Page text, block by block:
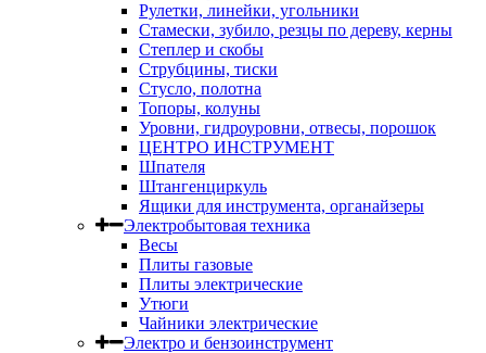
Рулетки, линейки, угольники
Стамески, зубило, резцы по дереву, керны
Степлер и скобы
Струбцины, тиски
Стусло, полотна
Топоры, колуны
Уровни, гидроуровни, отвесы, порошок
ЦЕНТРО ИНСТРУМЕНТ
Шпателя
Штангенциркуль
Ящики для инструмента, органайзеры
Электробытовая техника
Весы
Плиты газовые
Плиты электрические
Утюги
Чайники электрические
Электро и бензоинструмент